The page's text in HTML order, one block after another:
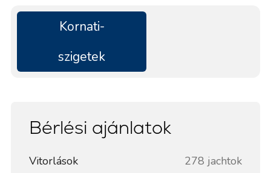
Kornati-
szigetek
Bérlési ajánlatok
Vitorlások
278 jachtok